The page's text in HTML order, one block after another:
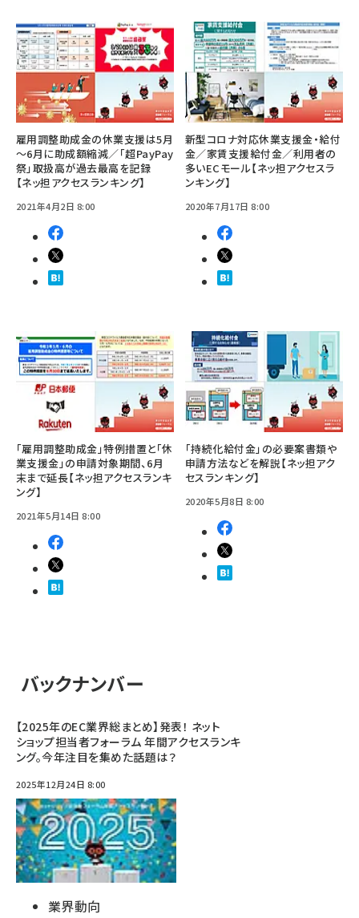
雇用調整助成金の休業支援は5月
～6月に助成額縮減／「超PayPay
祭」取扱高が過去最高を記録
【ネッ担アクセスランキング】
2021年4月2日 8:00
新型コロナ対応休業支援金・給付
金／家賃支援給付金／利用者の
多いECモール【ネッ担アクセスラ
ンキング】
2020年7月17日 8:00
「雇用調整助成金」特例措置と「休
業支援金」の申請対象期間、6月
末まで延長【ネッ担アクセスランキ
ング】
2021年5月14日 8:00
「持続化給付金」の必要案書類や
申請方法などを解説【ネッ担アク
セスランキング】
2020年5月8日 8:00
バックナンバー
【2025年のEC業界総まとめ】発表！ ネット
ショップ担当者フォーラム 年間アクセスランキ
ング。今年注目を集めた話題は？
2025年12月24日 8:00
業界動向